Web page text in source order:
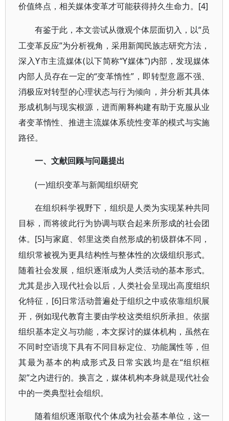
价值终点，相关媒体变革才可能获得持久生命力。[4]
有鉴于此，本文尝试从微观个体层面切入，以“员
工变革反应”为分析视角，采用新闻民族志研究方法，
深入Y市主流媒体(以下简称“Y媒体”)内部，发现媒体
内部人员存在一定的“变革惰性”，即转型意愿不强、
消极应对转型的心理状态与行为倾向，并分析其具体
形成机制与现实根源，进而阐释构建有助于克服从业
者变革惰性、推进主流媒体系统性变革的模式与实施
路径。
一、文献回顾与问题提出
(一)组织变革与新闻组织研究
在组织科学视野下，组织是人类为实现某种共同
目标，而将彼此行为协调与联合起来所形成的社会团
体。 [5]与家庭、邻里这类自然形成的初级群体不同，
组织常被视为更具结构性与整体性的次级组织形式。
随着社会发展，组织逐渐成为人类活动的基本形式。
尤其是步入现代社会以后，人类社会呈现出高度组织
化特征，[6]日常活动普遍处于组织之中或依靠组织展
开，例如现代教育主要由学校这类组织所承担。依据
组织基本定义与功能，本文探讨的媒体机构，虽然在
不同时空语境下具有不同目标定位、功能属性等，但
其最为基本的构成形式及日常实践均是在“组织框
架”之内进行的。换言之，媒体机构本身就是现代社会
中的一类典型社会组织。
随着组织逐渐取代个体成为社会基本单位，这一